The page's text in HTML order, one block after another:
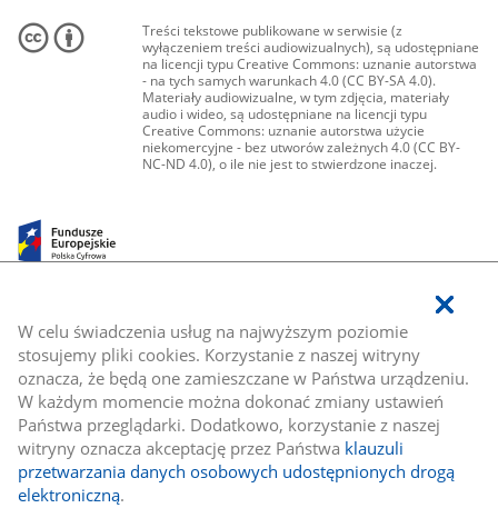
W celu świadczenia usług na najwyższym poziomie
stosujemy pliki cookies. Korzystanie z naszej witryny
oznacza, że będą one zamieszczane w Państwa urządzeniu.
W każdym momencie można dokonać zmiany ustawień
Państwa przeglądarki. Dodatkowo, korzystanie z naszej
witryny oznacza akceptację przez Państwa klauzuli
przetwarzania danych osobowych udostępnionych drogą
elektroniczną.
Treści tekstowe publikowane w serwisie (z
wyłączeniem treści audiowizualnych), są udostępniane
na licencji typu Creative Commons: uznanie autorstwa
- na tych samych warunkach 4.0 (CC BY-SA 4.0).
Materiały audiowizualne, w tym zdjęcia, materiały
audio i wideo, są udostępniane na licencji typu
Creative Commons: uznanie autorstwa użycie
niekomercyjne - bez utworów zależnych 4.0 (CC BY-
NC-ND 4.0), o ile nie jest to stwierdzone inaczej.